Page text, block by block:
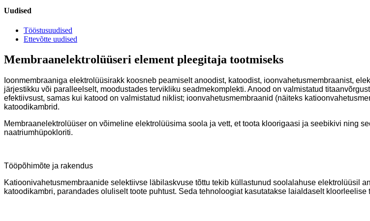
Uudised
Tööstusuudised
Ettevõtte uudised
Membraanelektrolüüseri element pleegitaja tootmiseks
Ioonmembraaniga elektrolüüsirakk koosneb peamiselt anoodist, katoodist, ioonvahetusmembraanist,
järjestikku või paralleelselt, moodustades tervikliku seadmekomplekti. Anood on valmistatud
efektiivsust, samas kui katood on valmistatud niklist; ioonvahetusmembraanid (näiteks
katoodikambrid.
Membraanelektrolüüser on võimeline elektrolüüsima soola ja vett, et toota kloorigaasi ja seebikivi ning
naatriumhüpokloriti.
Tööpõhimõte ja rakendus
Katioonivahetusmembraanide selektiivse läbilaskvuse tõttu tekib küllastunud soolalahuse elektrolüüsil
katoodikambri, parandades oluliselt toote puhtust. Seda tehnoloogiat kasutatakse laialdaselt